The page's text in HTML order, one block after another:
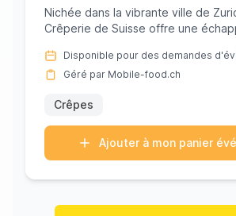
Nichée dans la vibrante ville de
Crêperie de Suisse offre une
Disponible pour des demandes
Géré par Mobile-food.ch
Crêpes
Ajouter à mon panier